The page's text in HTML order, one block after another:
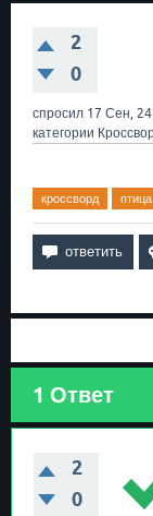
2
0
спросил 17 Сен, 24
категории
кроссворд птица
1 Ответ
2
0